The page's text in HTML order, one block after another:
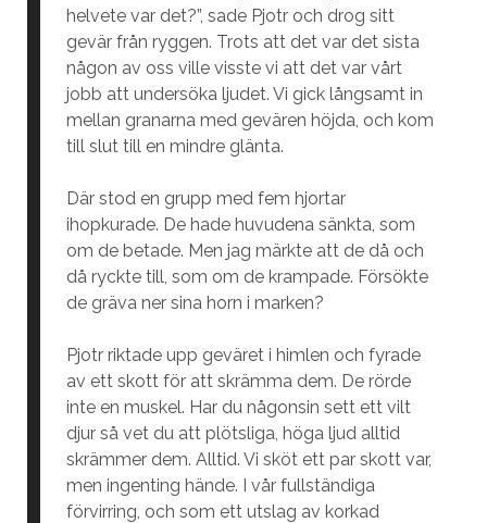
helvete var det?”, sade Pjotr och drog sitt
gevär från ryggen. Trots att det var det sista
någon av oss ville visste vi att det var vårt
jobb att undersöka ljudet. Vi gick långsamt in
mellan granarna med gevären höjda, och kom
till slut till en mindre glänta.
Där stod en grupp med fem hjortar
ihopkurade. De hade huvudena sänkta, som
om de betade. Men jag märkte att de då och
då ryckte till, som om de krampade. Försökte
de gräva ner sina horn i marken?
Pjotr riktade upp geväret i himlen och fyrade
av ett skott för att skrämma dem. De rörde
inte en muskel. Har du någonsin sett ett vilt
djur så vet du att plötsliga, höga ljud alltid
skrämmer dem. Alltid. Vi sköt ett par skott var,
men ingenting hände. I vår fullständiga
förvirring, och som ett utslag av korkad